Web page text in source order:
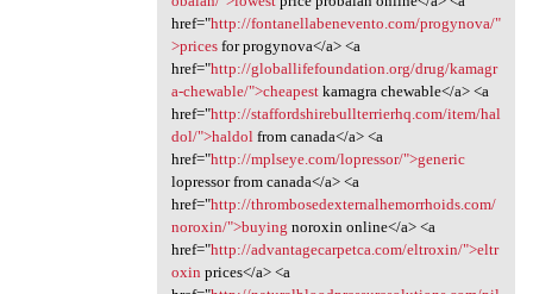
href="http://fontanellabenevento.com/progynova/"
>pricesfor progynova</a> <a
href="http://globallifefoundation.org/drug/kamagr
a-chewable/">cheapestkamagra chewable</a> <a
href="http://staffordshirebullterrierhq.com/item/hal
dol/">haldol from canada</a> <a
href="http://mplseye.com/lopressor/">generic
lopressor from canada</a> <a
href="http://thrombosedexternalhemorrhoids.com/
noroxin/">buying noroxin online</a> <a
href="http://advantagecarpetca.com/eltroxin/">eltr
oxin prices</a> <a